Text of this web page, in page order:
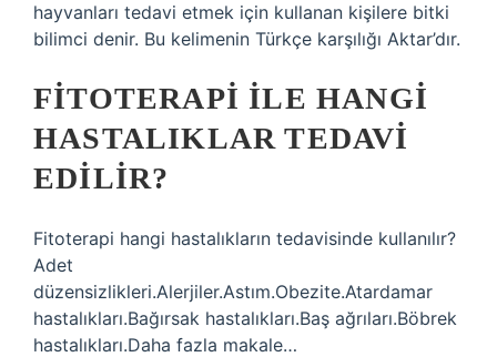
hayvanları tedavi etmek için kullanan kişilere bitki
bilimci denir. Bu kelimenin Türkçe karşılığı Aktar’dır.
FITOTERAPI ILE HANGI
HASTALIKLAR TEDAVI
EDILIR?
Fitoterapi hangi hastalıkların tedavisinde kullanılır?
Adet
düzensizlikleri.Alerjiler.Astım.Obezite.Atardamar
hastalıkları.Bağırsak hastalıkları.Baş ağrıları.Böbrek
hastalıkları.Daha fazla makale…